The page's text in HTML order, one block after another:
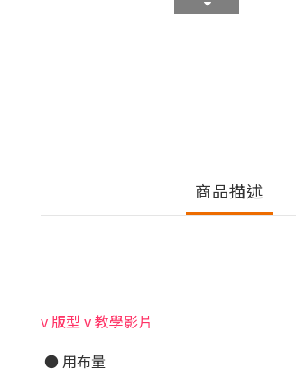
商品描述
v 版型 v 教學影片
● 用布量